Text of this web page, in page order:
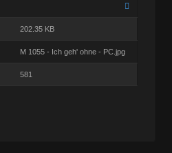
202.35 KB
M 1055 - Ich geh' ohne - PC.jpg
581